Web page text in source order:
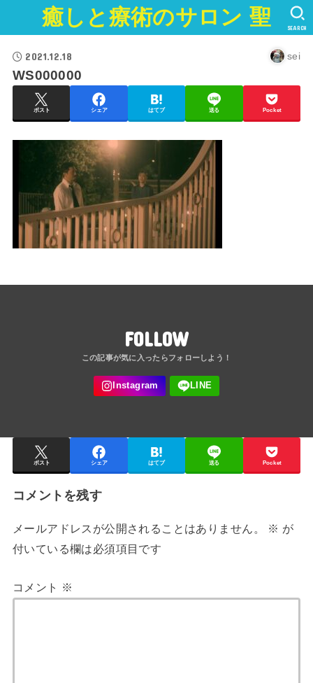
癒しと療術のサロン 聖 SEARCH
2021.12.18 sei
WS000000
ポスト シェア はてブ 送る Pocket
FOLLOW
ポスト シェア はてブ 送る Pocket
コメントを残す
メールアドレスが公開されることはありません。 ※ が
付いている欄は必須項目です
コメント ※